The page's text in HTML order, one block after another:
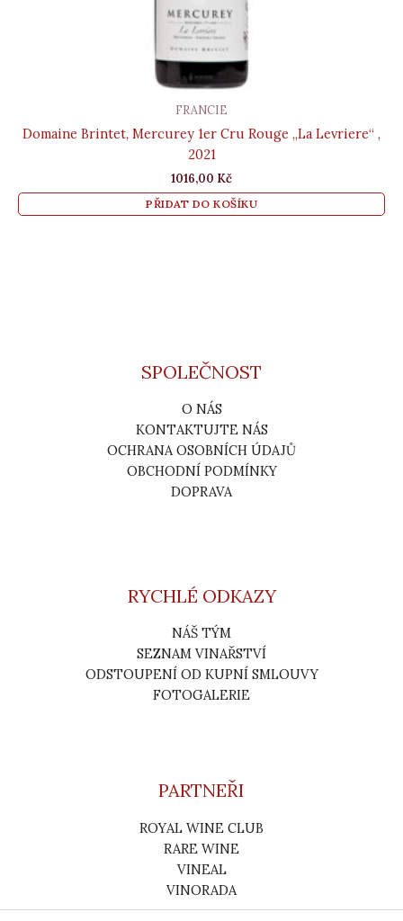
FRANCIE
Domaine Brintet, Mercurey 1er Cru Rouge „La Levriere“ ,
2021
1016,00 Kč
PŘIDAT DO KOŠÍKU
SPOLEČNOST
O NÁS
KONTAKTUJTE NÁS
OCHRANA OSOBNÍCH ÚDAJŮ
OBCHODNÍ PODMÍNKY
DOPRAVA
RYCHLÉ ODKAZY
NÁŠ TÝM
SEZNAM VINAŘSTVÍ
ODSTOUPENÍ OD KUPNÍ SMLOUVY
FOTOGALERIE
PARTNEŘI
ROYAL WINE CLUB
RARE WINE
VINEAL
VINORADA